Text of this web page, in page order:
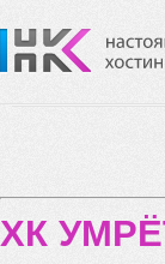
ХК